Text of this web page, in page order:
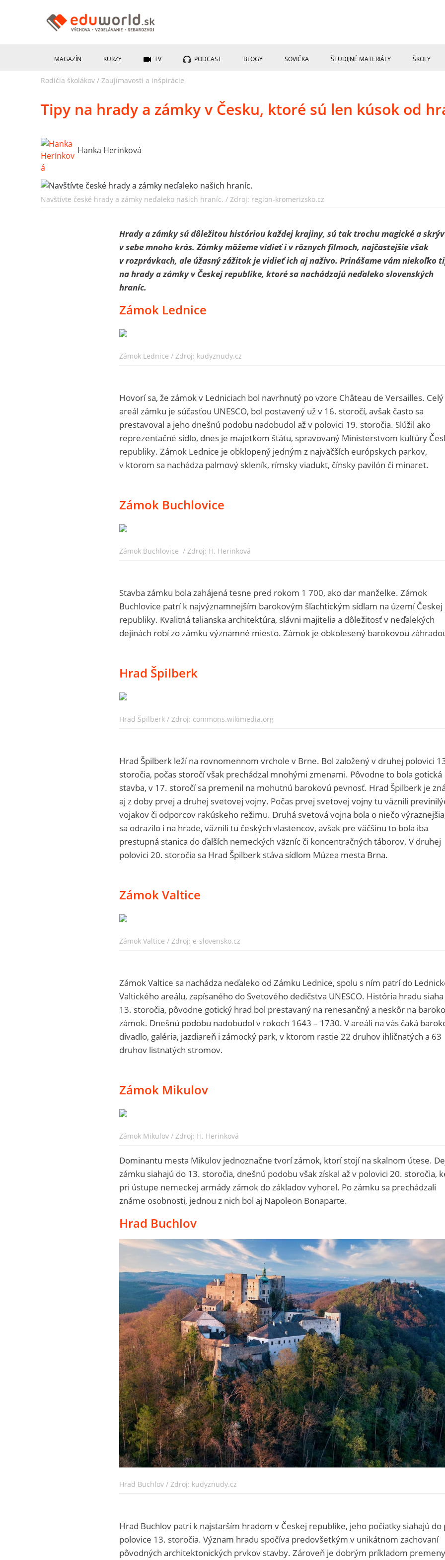
MAGAZÍN KURZY TV PODCAST BLOGY SOVIČKA ŠTUDIJNÉ MATERIÁLY ŠKOLY
Rodičia školákov / Zaujímavosti a inšpirácie
Tipy na hrady a zámky v Česku, ktoré sú len kúsok od
Hanka Herinková
Navštívte české hrady a zámky neďaleko našich hraníc. / Zdroj: region-kromerizsko.cz
Hrady a zámky sú dôležitou históriou každej krajiny, sú tak trochu magické a
v sebe mnoho krás. Zámky môžeme vidieť i v rôznych filmoch, najčastejšie však
v rozprávkach, ale úžasný zážitok je vidieť ich aj naživo. Prinášame vám niekoľko
na hrady a zámky v Českej republike, ktoré sa nachádzajú neďaleko slovenských
hraníc.
Zámok Lednice
Zámok Lednice / Zdroj: kudyznudy.cz
Hovorí sa, že zámok v Ledniciach bol navrhnutý po vzore Château de Versailles. Celý
areál zámku je súčasťou UNESCO, bol postavený už v 16. storočí, avšak často sa
prestavoval a jeho dnešnú podobu nadobudol až v polovici 19. storočia. Slúžil ako
reprezentačné sídlo, dnes je majetkom štátu, spravovaný Ministerstvom kultúry
republiky. Zámok Lednice je obklopený jedným z najväčších európskych parkov,
v ktorom sa nachádza palmový skleník, rímsky viadukt, čínsky pavilón či minaret.
Zámok Buchlovice
Zámok Buchlovice / Zdroj: H. Herinková
Stavba zámku bola zahájená tesne pred rokom 1 700, ako dar manželke. Zámok
Buchlovice patrí k najvýznamnejším barokovým šľachtickým sídlam na území Českej
republiky. Kvalitná talianska architektúra, slávni majitelia a dôležitosť v neďalekých
dejinách robí zo zámku významné miesto. Zámok je obkolesený barokovou
Hrad Špilberk
Hrad Špilberk / Zdroj: commons.wikimedia.org
Hrad Špilberk leží na rovnomennom vrchole v Brne. Bol založený v druhej polovici
storočia, počas storočí však prechádzal mnohými zmenami. Pôvodne to bola gotická
stavba, v 17. storočí sa premenil na mohutnú barokovú pevnosť. Hrad Špilberk je
aj z doby prvej a druhej svetovej vojny. Počas prvej svetovej vojny tu väznili
vojakov či odporcov rakúskeho režimu. Druhá svetová vojna bola o niečo
sa odrazilo i na hrade, väznili tu českých vlastencov, avšak pre väčšinu to bola iba
prestupná stanica do ďalších nemeckých väzníc či koncentračných táborov. V druhej
polovici 20. storočia sa Hrad Špilberk stáva sídlom Múzea mesta Brna.
Zámok Valtice
Zámok Valtice / Zdroj: e-slovensko.cz
Zámok Valtice sa nachádza neďaleko od Zámku Lednice, spolu s ním patrí do
Valtického areálu, zapísaného do Svetového dedičstva UNESCO. História hradu
13. storočia, pôvodne gotický hrad bol prestavaný na renesančný a neskôr na
zámok. Dnešnú podobu nadobudol v rokoch 1643 – 1730. V areáli na vás čaká
divadlo, galéria, jazdiareň i zámocký park, v ktorom rastie 22 druhov ihličnatých a 63
druhov listnatých stromov.
Zámok Mikulov
Zámok Mikulov / Zdroj: H. Herinková
Dominantu mesta Mikulov jednoznačne tvorí zámok, ktorí stojí na skalnom útese.
zámku siahajú do 13. storočia, dnešnú podobu však získal až v polovici 20. storočia,
pri ústupe nemeckej armády zámok do základov vyhorel. Po zámku sa prechádzali
známe osobnosti, jednou z nich bol aj Napoleon Bonaparte.
Hrad Buchlov
Hrad Buchlov / Zdroj: kudyznudy.cz
Hrad Buchlov patrí k najstarším hradom v Českej republike, jeho počiatky siahajú do
polovice 13. storočia. Význam hradu spočíva predovšetkým v unikátnom zachovaní
pôvodných architektonických prvkov stavby. Zároveň je dobrým príkladom premeny